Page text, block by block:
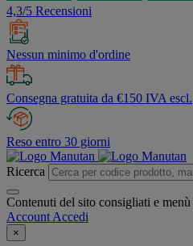
4,3/5 Recensioni
Nessun minimo d'ordine
Consegna gratuita da €150 IVA escl.
Reso entro 30 giorni
Ricerca
Contenuti del sito consigliati e
Account Accedi
×